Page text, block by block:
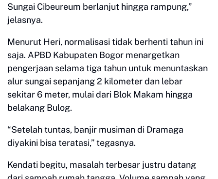
Sungai Cibeureum berlanjut hingga rampung,”
jelasnya.
Menurut Heri, normalisasi tidak berhenti tahun ini
saja. APBD Kabupaten Bogor menargetkan
pengerjaan selama tiga tahun untuk menuntaskan
alur sungai sepanjang 2 kilometer dan lebar
sekitar 6 meter, mulai dari Blok Makam hingga
belakang Bulog.
“Setelah tuntas, banjir musiman di Dramaga
diyakini bisa teratasi,” tegasnya.
Kendati begitu, masalah terbesar justru datang